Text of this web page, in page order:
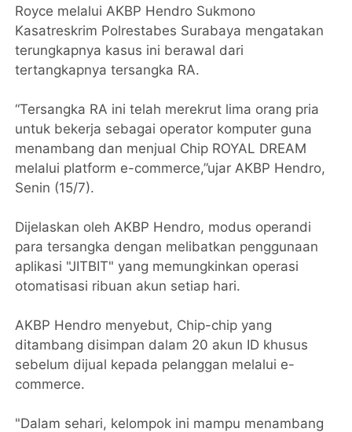
Royce melalui AKBP Hendro Sukmono
Kasatreskrim Polrestabes Surabaya mengatakan
terungkapnya kasus ini berawal dari
tertangkapnya tersangka RA.
“Tersangka RA ini telah merekrut lima orang pria
untuk bekerja sebagai operator komputer guna
menambang dan menjual Chip ROYAL DREAM
melalui platform e-commerce,”ujar AKBP Hendro,
Senin (15/7).
Dijelaskan oleh AKBP Hendro, modus operandi
para tersangka dengan melibatkan penggunaan
aplikasi "JITBIT" yang memungkinkan operasi
otomatisasi ribuan akun setiap hari.
AKBP Hendro menyebut, Chip-chip yang
ditambang disimpan dalam 20 akun ID khusus
sebelum dijual kepada pelanggan melalui e-
commerce.
"Dalam sehari, kelompok ini mampu menambang